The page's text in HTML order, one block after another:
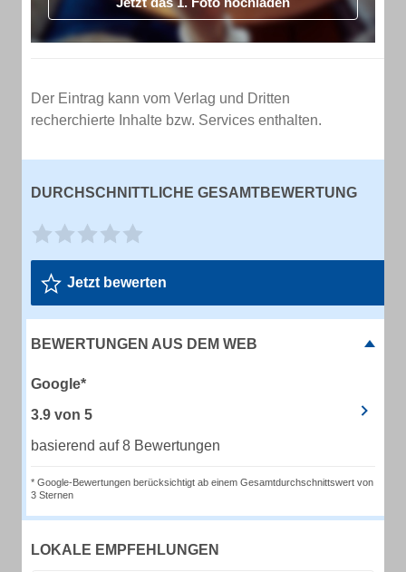
Der Eintrag kann vom Verlag und Dritten
recherchierte Inhalte bzw. Services enthalten.
DURCHSCHNITTLICHE GESAMTBEWERTUNG
Jetzt bewerten
BEWERTUNGEN AUS DEM WEB
Google*
3.9 von 5
basierend auf 8 Bewertungen
* Google-Bewertungen berücksichtigt ab einem Gesamtdurchschnittswert von
3 Sternen
LOKALE EMPFEHLUNGEN